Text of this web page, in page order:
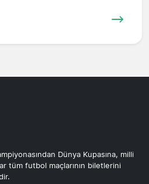
Dünya Kupasına, milli
tüm futbol maçlarının biletlerini